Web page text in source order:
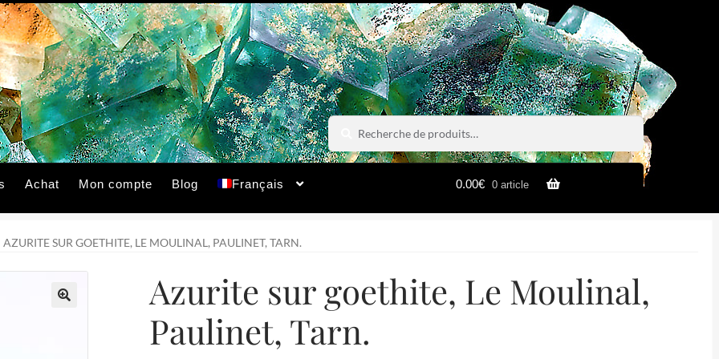
Recherche
pour :
Recherche
Achat Mon compte Blog Français 0.00€ 0 article
AZURITE SUR GOETHITE, LE MOULINAL, PAULINET, TARN.
Azurite sur goethite, Le Moulinal,
Paulinet, Tarn.